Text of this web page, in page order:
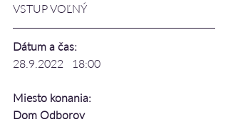
VSTUP VOĽNÝ
Dátum a čas:
28.9.2022   18:00
Miesto konania:
Dom Odborov